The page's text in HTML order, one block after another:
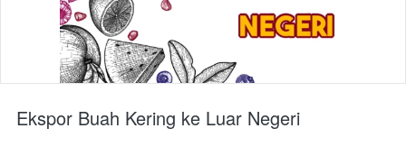
Ekspor Buah Kering ke Luar Negeri